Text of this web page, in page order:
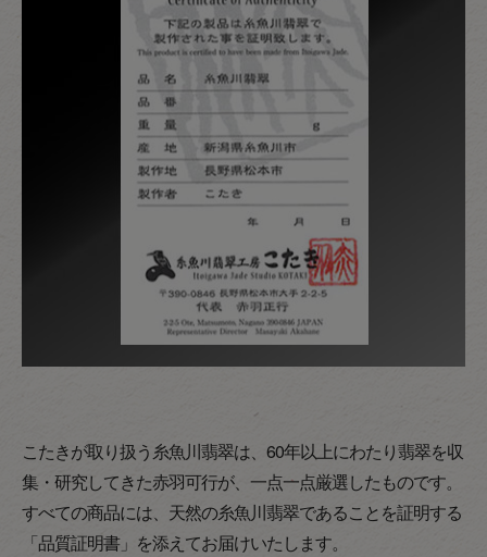
こたきが取り扱う糸魚川翡翠は、60年以上にわたり翡翠を収
集・研究してきた赤羽可行が、一点一点厳選したものです。
すべての商品には、天然の糸魚川翡翠であることを証明する
「品質証明書」を添えてお届けいたします。